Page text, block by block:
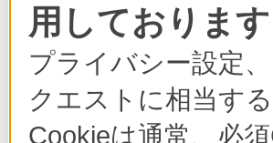
用しております
プライバシー設定
クエストに相当す
Cookieは通常、必